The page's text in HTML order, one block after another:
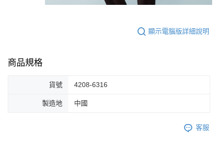
顯示電腦版詳細說明
商品規格
貨號 4208-6316
製造地 中國
客服